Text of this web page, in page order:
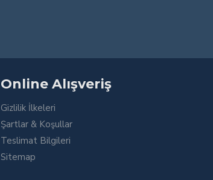
Online Alışveriş
Gizlilik İlkeleri
Şartlar & Koşullar
Teslimat Bilgileri
Sitemap